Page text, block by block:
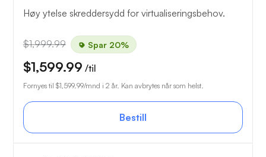
Høy ytelse skreddersydd for virtualiseringsbehov.
$1,999.99 Spar 20%
$1,599.99 /til
Fornyes til $1,599.99/mnd i 2 år. Kan avbrytes når som helst.
Bestill